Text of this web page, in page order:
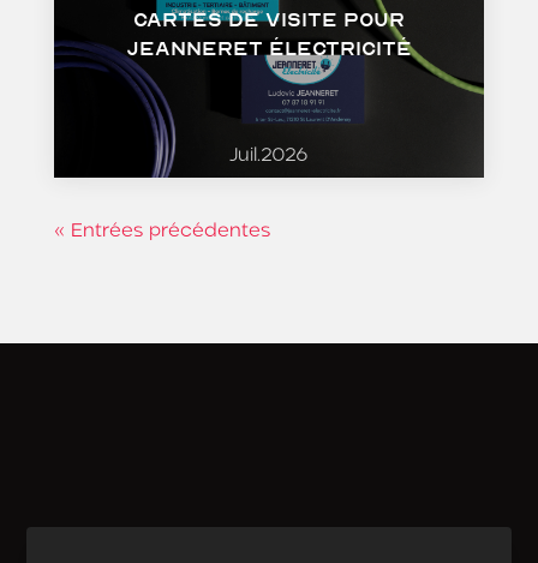
Cartes de visite pour
Jeanneret Électricité
Juil.2026
« Entrées précédentes